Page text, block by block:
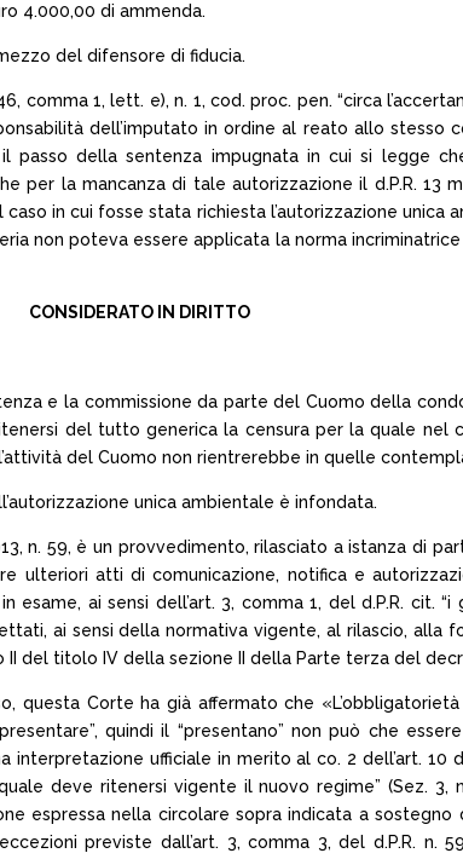
4.000,00 di ammenda.
del difensore di fiducia.
comma 1, lett. e), n. 1, cod. proc. pen. “circa
dell’imputato in ordine al reato allo stesso
passo della sentenza impugnata in cui si legge
per la mancanza di tale autorizzazione il d.P.R. 13
in cui fosse stata richiesta l’autorizzazione unica
non poteva essere applicata la norma incriminatrice
CONSIDERATO IN DIRITTO
e la commissione da parte del Cuomo della
del tutto generica la censura per la quale nel
del Cuomo non rientrerebbe in quelle
unica ambientale è infondata.
n. 59, è un provvedimento, rilasciato a istanza di
ulteriori atti di comunicazione, notifica e
ai sensi dell’art. 3, comma 1, del d.P.R. cit.
ai sensi della normativa vigente, al rilascio, alla
del titolo IV della sezione II della Parte terza del
questa Corte ha già affermato che
quindi il “presentano” non può che
ufficiale in merito al co. 2 dell’art. 10
deve ritenersi vigente il nuovo regime” (Sez. 3,
espressa nella circolare sopra indicata a sostegno
previste dall’art. 3, comma 3, del d.P.R. n.